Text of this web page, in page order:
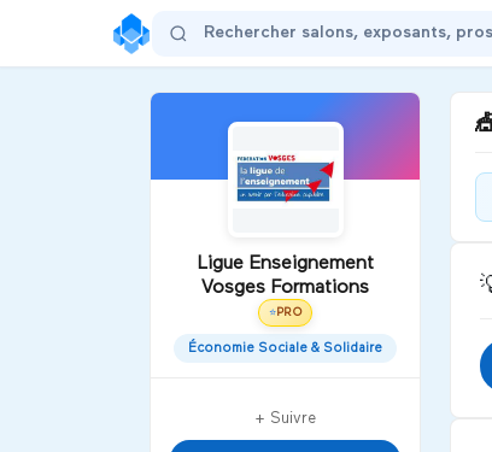
Ligue Enseignement
Vosges Formations
⭐ PRO
Économie Sociale & Solidaire
+ Suivre